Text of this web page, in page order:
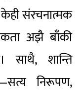
संरचनात्मक
अझै बाँकी
साथै, शान्ति
निरूपण,